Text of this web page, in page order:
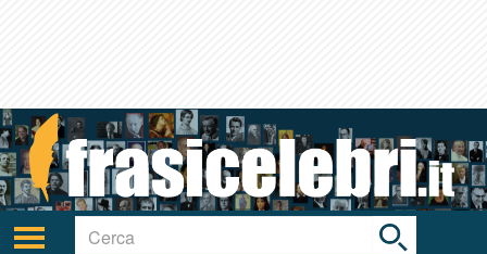
Attiva/disattiva
navigazione
Toggle
search
bar